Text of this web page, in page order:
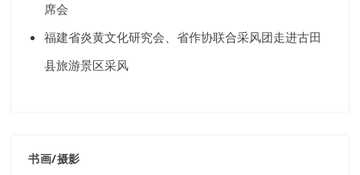
席会
福建省炎黄文化研究会、省作协联合采风团走进古田
县旅游景区采风
书画/摄影